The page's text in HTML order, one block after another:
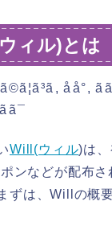
ウィル)とは
Will(ウィル)は
ンなどが配布さ
ずは、Willの概